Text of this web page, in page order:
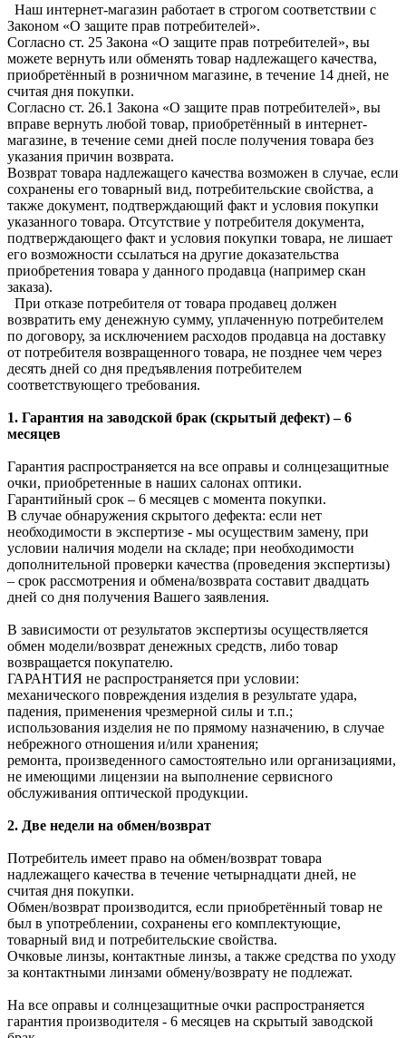
Наш интернет-магазин работает в строгом соответствии с
Законом «О защите прав потребителей».
Согласно ст. 25 Закона «О защите прав потребителей», вы
можете вернуть или обменять товар надлежащего качества,
приобретённый в розничном магазине, в течение 14 дней, не
считая дня покупки.
Согласно ст. 26.1 Закона «О защите прав потребителей», вы
вправе вернуть любой товар, приобретённый в интернет-
магазине, в течение семи дней после получения товара без
указания причин возврата.
Возврат товара надлежащего качества возможен в случае, если
сохранены его товарный вид, потребительские свойства, а
также документ, подтверждающий факт и условия покупки
указанного товара. Отсутствие у потребителя документа,
подтверждающего факт и условия покупки товара, не лишает
его возможности ссылаться на другие доказательства
приобретения товара у данного продавца (например скан
заказа).
При отказе потребителя от товара продавец должен
возвратить ему денежную сумму, уплаченную потребителем
по договору, за исключением расходов продавца на доставку
от потребителя возвращенного товара, не позднее чем через
десять дней со дня предъявления потребителем
соответствующего требования.
1. Гарантия на заводской брак (скрытый дефект) – 6
месяцев
Гарантия распространяется на все оправы и солнцезащитные
очки, приобретенные в наших салонах оптики.
Гарантийный срок – 6 месяцев с момента покупки.
В случае обнаружения скрытого дефекта: если нет
необходимости в экспертизе - мы осуществим замену, при
условии наличия модели на складе; при необходимости
дополнительной проверки качества (проведения экспертизы)
– срок рассмотрения и обмена/возврата составит двадцать
дней со дня получения Вашего заявления.
В зависимости от результатов экспертизы осуществляется
обмен модели/возврат денежных средств, либо товар
возвращается покупателю.
ГАРАНТИЯ не распространяется при условии:
механического повреждения изделия в результате удара,
падения, применения чрезмерной силы и т.п.;
использования изделия не по прямому назначению, в случае
небрежного отношения и/или хранения;
ремонта, произведенного самостоятельно или организациями,
не имеющими лицензии на выполнение сервисного
обслуживания оптической продукции.
2. Две недели на обмен/возврат
Потребитель имеет право на обмен/возврат товара
надлежащего качества в течение четырнадцати дней, не
считая дня покупки.
Обмен/возврат производится, если приобретённый товар не
был в употреблении, сохранены его комплектующие,
товарный вид и потребительские свойства.
Очковые линзы, контактные линзы, а также средства по уходу
за контактными линзами обмену/возврату не подлежат.
На все оправы и солнцезащитные очки распространяется
гарантия производителя - 6 месяцев на скрытый заводской